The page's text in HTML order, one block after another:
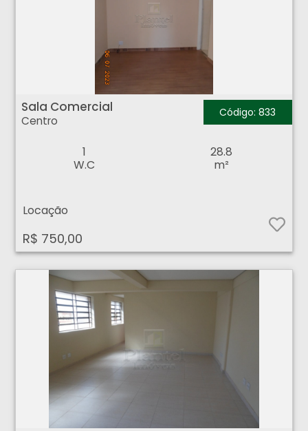
Sala Comercial
Centro
Código: 833
1
W.C
28.8
m²
Locação
R$ 750,00